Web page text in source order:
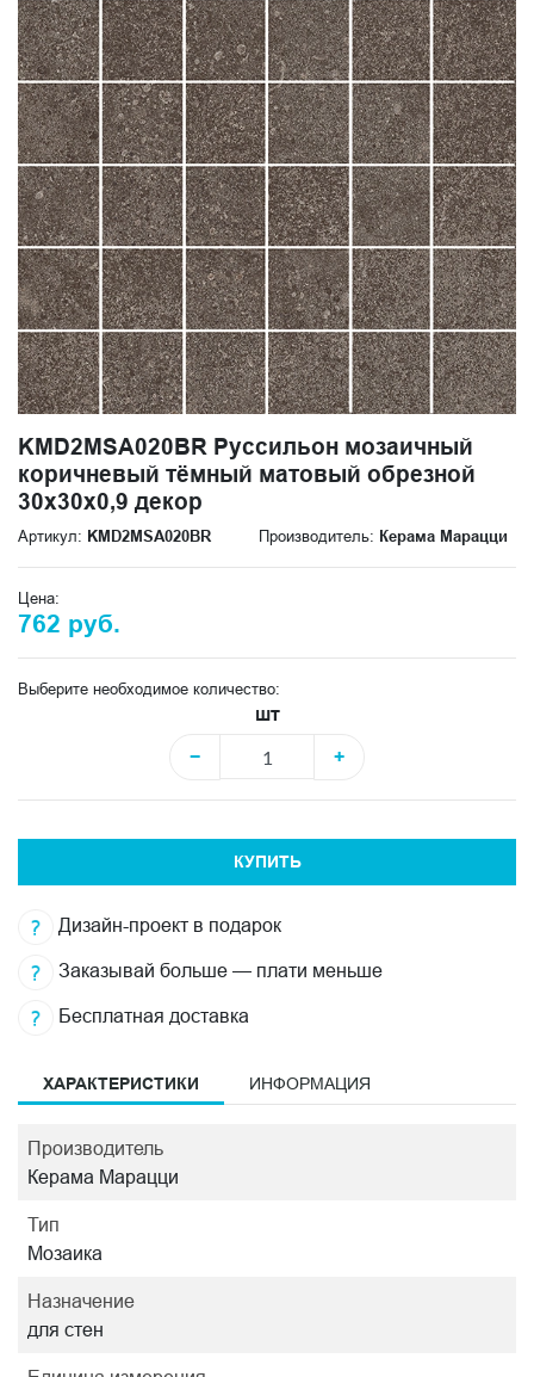
KMD2MSA020BR Руссильон мозаичный
коричневый тёмный матовый обрезной
30x30x0,9 декор
Артикул: KMD2MSA020BR Производитель: Керама Марацци
Цена:
762 руб.
Выберите необходимое количество:
шт
−
+
КУПИТЬ
Дизайн-проект в подарок
Заказывай больше — плати меньше
Бесплатная доставка
ХАРАКТЕРИСТИКИ ИНФОРМАЦИЯ
Производитель
Керама Марацци
Тип
Мозаика
Назначение
для стен